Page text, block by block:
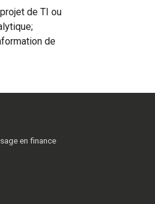
de TI ou
de
en finance